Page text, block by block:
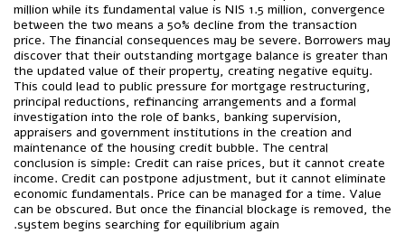
million while its fundamental value is NIS 1.5 million, convergence
between the two means a 50% decline from the transaction
price. The financial consequences may be severe. Borrowers may
discover that their outstanding mortgage balance is greater than
the updated value of their property, creating negative equity.
This could lead to public pressure for mortgage restructuring,
principal reductions, refinancing arrangements and a formal
investigation into the role of banks, banking supervision,
appraisers and government institutions in the creation and
maintenance of the housing credit bubble. The central
conclusion is simple: Credit can raise prices, but it cannot create
income. Credit can postpone adjustment, but it cannot eliminate
economic fundamentals. Price can be managed for a time. Value
can be obscured. But once the financial blockage is removed, the
system begins searching for equilibrium again.